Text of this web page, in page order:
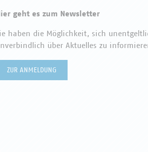
geht es zum Newsletter
haben die Möglichkeit, sich
über Aktuelles zu
ZUR ANMELDUNG